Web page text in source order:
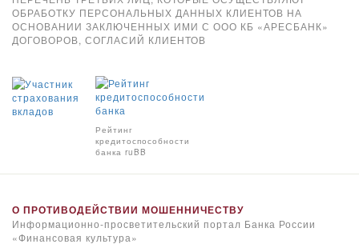
ОБРАБОТКУ ПЕРСОНАЛЬНЫХ ДАННЫХ КЛИЕНТОВ НА
ОСНОВАНИИ ЗАКЛЮЧЕННЫХ ИМИ С ООО КБ «АРЕСБАНК»
ДОГОВОРОВ, СОГЛАСИЙ КЛИЕНТОВ
Рейтинг
кредитоспособности
банка ruBB
О ПРОТИВОДЕЙСТВИИ МОШЕННИЧЕСТВУ
Информационно-просветительский портал Банка России
«Финансовая культура»